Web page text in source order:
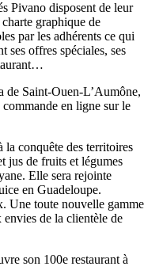
Pivano disposent de leur
graphique de
par les adhérents ce qui
ses offres spéciales, ses
de Saint-Ouen-L’Aumône,
en ligne sur le
la conquête des territoires
jus de fruits et légumes
Elle sera rejointe
en Guadeloupe.
Une toute nouvelle gamme
de la clientèle de
son 100e restaurant à